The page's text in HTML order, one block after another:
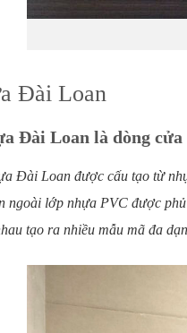
Đài Loan
Đài Loan là dòng cửa
Đài Loan được cấu tạo từ
ngoài lớp nhựa PVC được
tạo ra nhiều mẫu mã đa